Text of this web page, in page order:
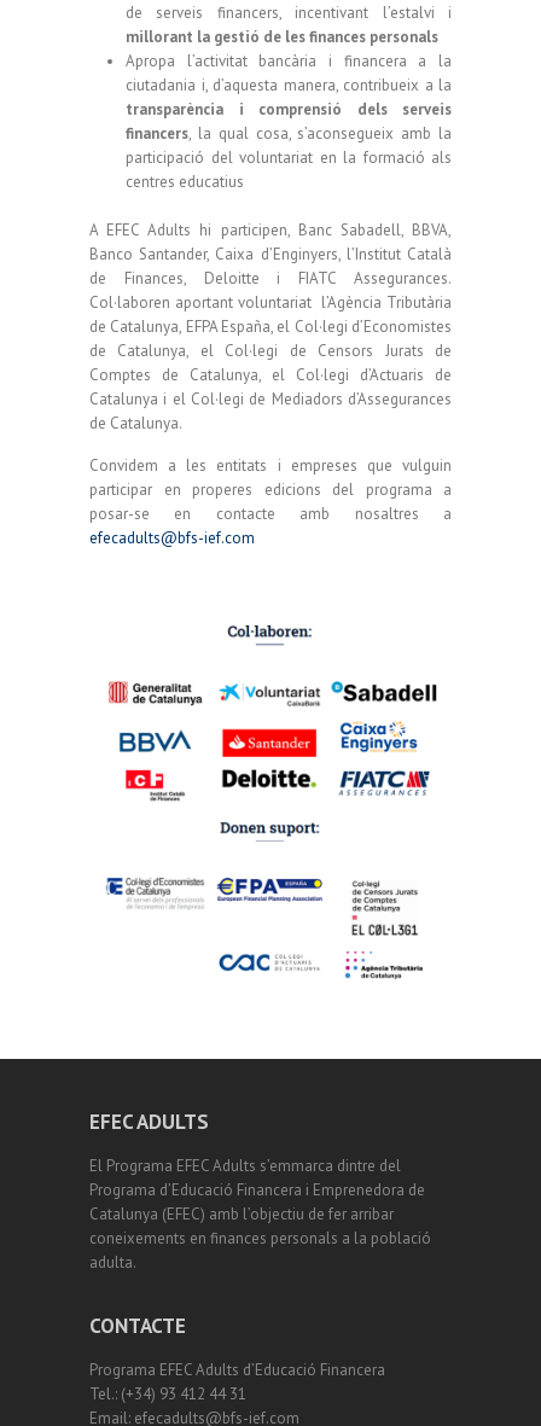
de serveis financers, incentivant l’estalvi i
millorant la gestió de les finances personals
Apropa l’activitat bancària i financera a la
ciutadania i, d’aquesta manera, contribueix a la
transparència i comprensió dels serveis
financers, la qual cosa, s’aconsegueix amb la
participació del voluntariat en la formació als
centres educatius
A EFEC Adults hi participen, Banc Sabadell, BBVA,
Banco Santander, Caixa d’Enginyers, l’Institut Català
de Finances, Deloitte i FIATC Assegurances.
Col·laboren aportant voluntariat l’Agència Tributària
de Catalunya, EFPA España, el Col·legi d’Economistes
de Catalunya, el Col·legi de Censors Jurats de
Comptes de Catalunya, el Col·legi d’Actuaris de
Catalunya i el Col·legi de Mediadors d’Assegurances
de Catalunya.
Convidem a les entitats i empreses que vulguin
participar en properes edicions del programa a
posar-se en contacte amb nosaltres a
efecadults@bfs-ief.com
EFEC ADULTS
El Programa EFEC Adults s’emmarca dintre del
Programa d’Educació Financera i Emprenedora de
Catalunya (EFEC) amb l’objectiu de fer arribar
coneixements en finances personals a la població
adulta.
CONTACTE
Programa EFEC Adults d’Educació Financera
Tel.: (+34) 93 412 44 31
Email: efecadults@bfs-ief.com